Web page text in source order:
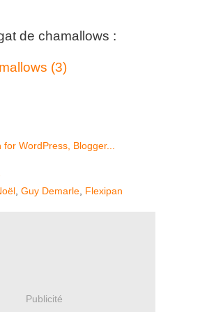
de chamallows :
Guy Demarle Flexipan
Publicité